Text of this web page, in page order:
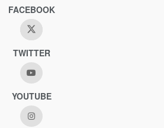
FACEBOOK
TWITTER
YOUTUBE